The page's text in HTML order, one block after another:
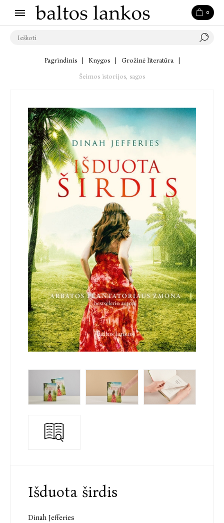
0
Pagrindinis Knygos Grožinė literatūra
Šeimos istorijos, sagos
Išduota širdis
Dinah Jefferies